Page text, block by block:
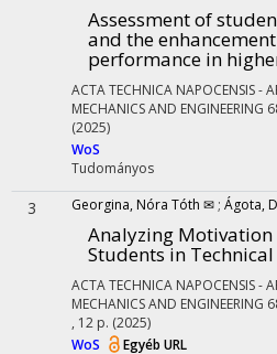
Assessment of
and the
performance in
ACTA TECHNICA NAPOCENSIS -
MECHANICS AND ENGINEERING
(2025)
WoS
Tudományos
3 Georgina, Nóra Tóth ✉ ; Ágota,
Analyzing Motivation
Students in
ACTA TECHNICA NAPOCENSIS -
MECHANICS AND ENGINEERING
, 12 p. (2025)
WoS
Egyéb URL